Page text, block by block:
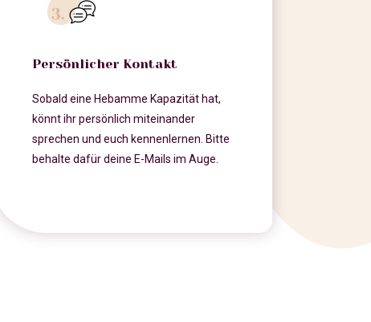
Persönlicher Kontakt
Sobald eine Hebamme Kapazität hat,
könnt ihr persönlich miteinander
sprechen und euch kennenlernen. Bitte
behalte dafür deine E-Mails im Auge.